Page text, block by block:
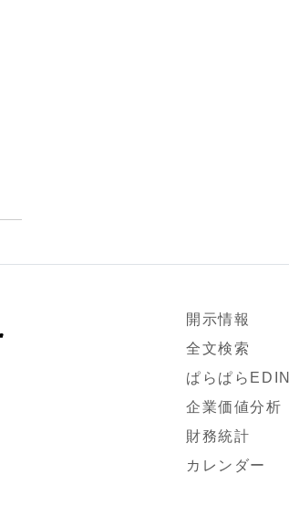
開示情報
全文検索
ぱらぱら
企業価値分析
財務統計
カレンダー